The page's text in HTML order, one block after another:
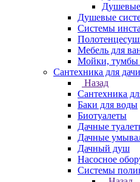
Душевые
Системы
Мебель для
Мойки, тумбы
Сантехника для дачи
Назад
Сантехника
Баки для воды
Биотуалеты
Дачные
Дачные
Дачный душ
Насосное
Системы